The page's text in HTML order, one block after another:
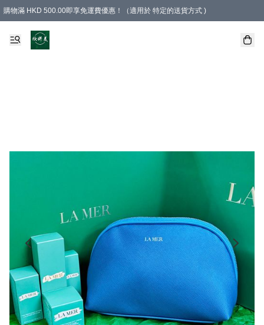
購物滿 HKD 500.00即享免運費優惠！（適用於 特定的送貨方式 )